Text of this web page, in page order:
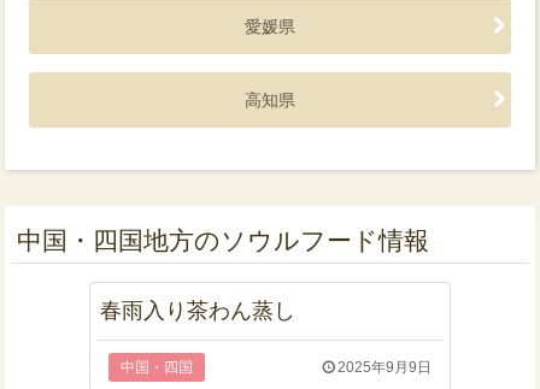
愛媛県
高知県
中国・四国地方のソウルフード情報
春雨入り茶わん蒸し
中国・四国 2025年9月9日